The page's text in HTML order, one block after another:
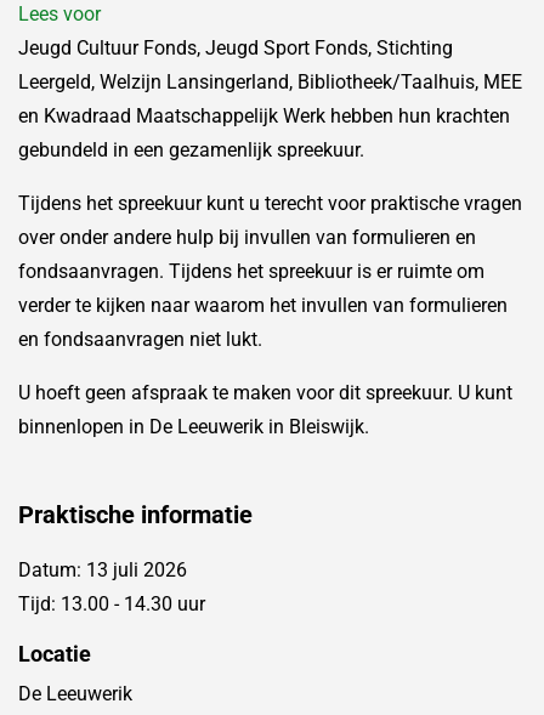
Lees voor
Jeugd Cultuur Fonds, Jeugd Sport Fonds, Stichting
Leergeld, Welzijn Lansingerland, Bibliotheek/Taalhuis, MEE
en Kwadraad Maatschappelijk Werk hebben hun krachten
gebundeld in een gezamenlijk spreekuur.
Tijdens het spreekuur kunt u terecht voor praktische vragen
over onder andere hulp bij invullen van formulieren en
fondsaanvragen. Tijdens het spreekuur is er ruimte om
verder te kijken naar waarom het invullen van formulieren
en fondsaanvragen niet lukt.
U hoeft geen afspraak te maken voor dit spreekuur. U kunt
binnenlopen in De Leeuwerik in Bleiswijk.
Praktische informatie
Datum: 13 juli 2026
Tijd: 13.00 - 14.30 uur
Locatie
De Leeuwerik